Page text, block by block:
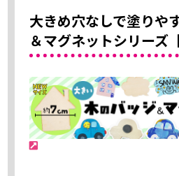
大きめ穴なしで塗りや
＆マグネットシリーズ